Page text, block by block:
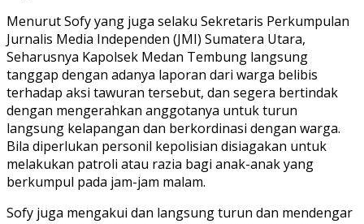
Menurut Sofy yang juga selaku Sekretaris Perkumpulan
Jurnalis Media Independen (JMI) Sumatera Utara,
Seharusnya Kapolsek Medan Tembung langsung
tanggap dengan adanya laporan dari warga belibis
terhadap aksi tawuran tersebut, dan segera bertindak
dengan mengerahkan anggotanya untuk turun
langsung kelapangan dan berkordinasi dengan warga.
Bila diperlukan personil kepolisian disiagakan untuk
melakukan patroli atau razia bagi anak-anak yang
berkumpul pada jam-jam malam.
Sofy juga mengakui dan langsung turun dan mendengar